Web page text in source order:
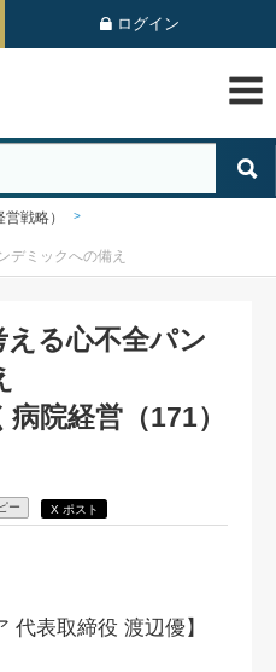
ログイン
戦略）
デミックへの備え
る心不全パン
院経営（171）
ー X ポスト
代表取締役 渡辺優】